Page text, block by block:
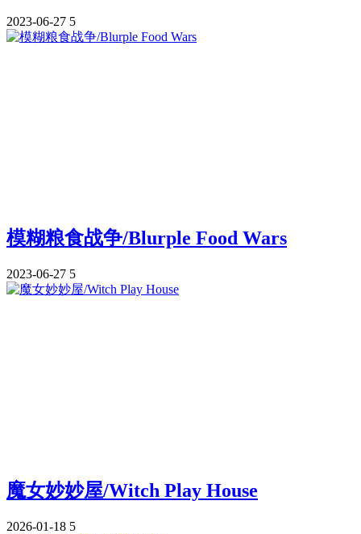
2023-06-27 5
模糊粮食战争/Blurple Food Wars
2023-06-27 5
魔女妙妙屋/Witch Play House
2026-01-18 5